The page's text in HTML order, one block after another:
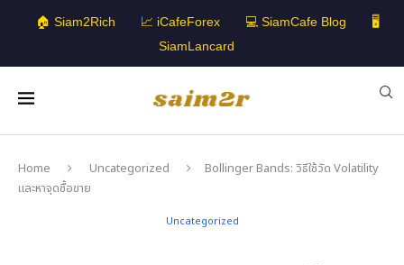
🏠 Siam2Rich 📈 iCafeForex 💻 SiamCafe Blog
🖥️
SiamLancard
Home Uncategorized
Bollinger Bands: วิธีใช้วัด Volatility
และหาจุดซื้อขาย
Uncategorized